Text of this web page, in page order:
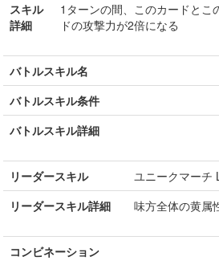
スキル
詳細
1ターンの間、このカードとこ
ドの攻撃力が2倍になる
バトルスキル名
バトルスキル条件
バトルスキル詳細
リーダースキル
ユニークマーチ
リーダースキル詳細
味方全体の黄属
コンビネーション